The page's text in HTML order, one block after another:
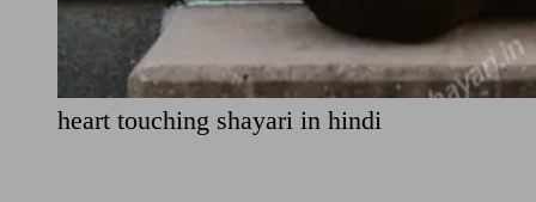
heart touching shayari in hindi